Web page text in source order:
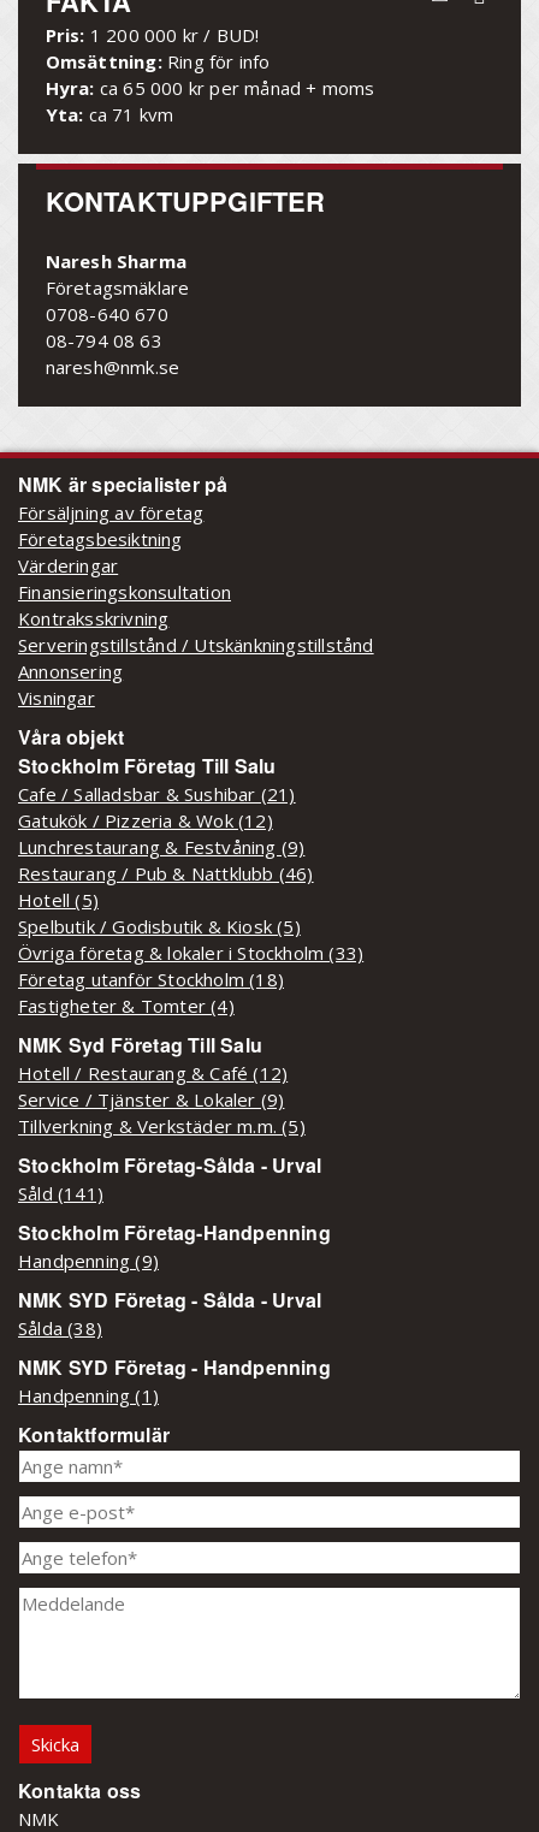
Pris: 1 200 000 kr / BUD!
Omsättning: Ring för info
Hyra: ca 65 000 kr per månad + moms
Yta: ca 71 kvm
KONTAKTUPPGIFTER
Naresh Sharma
Företagsmäklare
0708-640 670
08-794 08 63
naresh@nmk.se
NMK är specialister på
Försäljning av företag
Företagsbesiktning
Värderingar
Finansieringskonsultation
Kontraksskrivning
Serveringstillstånd / Utskänkningstillstånd
Annonsering
Visningar
Våra objekt
Stockholm Företag Till Salu
Cafe / Salladsbar & Sushibar (21)
Gatukök / Pizzeria & Wok (12)
Lunchrestaurang & Festvåning (9)
Restaurang / Pub & Nattklubb (46)
Hotell (5)
Spelbutik / Godisbutik & Kiosk (5)
Övriga företag & lokaler i Stockholm (33)
Företag utanför Stockholm (18)
Fastigheter & Tomter (4)
NMK Syd Företag Till Salu
Hotell / Restaurang & Café (12)
Service / Tjänster & Lokaler (9)
Tillverkning & Verkstäder m.m. (5)
Stockholm Företag-Sålda - Urval
Såld (141)
Stockholm Företag-Handpenning
Handpenning (9)
NMK SYD Företag - Sålda - Urval
Sålda (38)
NMK SYD Företag - Handpenning
Handpenning (1)
Kontaktformulär
Kontakta oss
NMK